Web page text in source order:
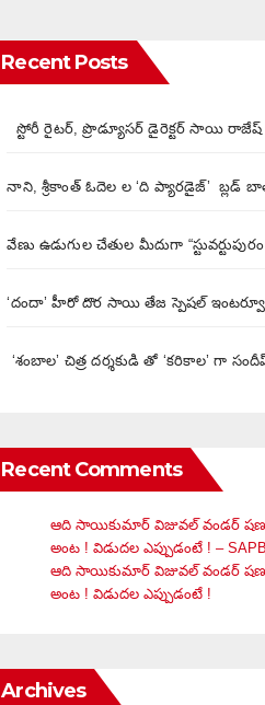
Recent Posts
స్టోరీ రైటర్, ప్రొడ్యూసర్ డైరెక్టర్ సాయి రాజేష్
నాని, శ్రీకాంత్ ఓదెల ల ‘ది ప్యారడైజ్’ బ్లడ్
వేణు ఉడుగుల చేతుల మీదుగా
‘దందా’ హీరో దొర సాయి తేజ స్పెషల్
‘శంబాల’ చిత్ర దర్శకుడి తో ‘కరికాల’ గా
Recent Comments
ఆది సాయికుమార్ విజువ‌ల్ వండ‌ర్
అంట ! విడుదల ఎప్పుడంటే ! –
ఆది సాయికుమార్ విజువ‌ల్ వండ‌ర్
అంట ! విడుదల ఎప్పుడంటే !
Archives